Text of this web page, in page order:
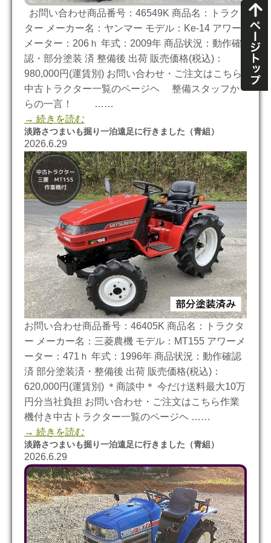
お問い合わせ商品番号：46549K 商品名：トラク
ター メーカー名：ヤンマー モデル：Ke-14 アワー
メーター：206ｈ 年式：2009年 商品状況：動作確
認・部分塗装 済 整備後 出荷 販売価格(税込)：
980,000円(運賃別) お問い合わせ・ご注文はこちら
中古トラクター一覧のページヘ 整備スタッフか
らの一言！ ……
→ 続きを読む
淡路さつまいも掘り一泊遠足に行きました（青組）
2026.6.29
お問い合わせ商品番号：46405K 商品名：トラクタ
ー メーカー名：三菱農機 モデル：MT155 アワーメ
ーター：471ｈ 年式：1996年 商品状況：動作確認
済 部分塗装済・整備後 出荷 販売価格(税込)：
620,000円(運賃別) ＊商談中＊ 今だけ送料最大10万
円分当社負担 お問い合わせ・ご注文はこちら作業
機付き中古トラクター一覧のページヘ ……
→ 続きを読む
淡路さつまいも掘り一泊遠足に行きました（青組）
2026.6.29